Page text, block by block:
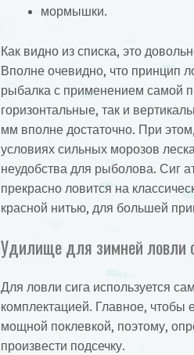
мормышки.
Как видно из списка, это
Вполне очевидно, что принцип
рыбалка с применением самой
горизонтальные, так и
мм вполне достаточно. При
условиях сильных морозов
неудобства для рыболова. Сиг
прекрасно ловится на
красной нитью, для большей
Удилище для зимней ловли
Для ловли сига используется
комплектацией. Главное, чтобы
мощной поклевкой, поэтому,
произвести подсечку.